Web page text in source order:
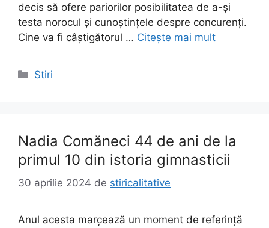
decis să ofere pariorilor posibilitatea de a-și
testa norocul și cunoștințele despre concurenți.
Cine va fi câștigătorul … Citește mai mult
Categorii
Stiri
Nadia Comăneci 44 de ani de la
primul 10 din istoria gimnasticii
30 aprilie 2024 de stiricalitative
Anul acesta marc̦ează un moment de referință